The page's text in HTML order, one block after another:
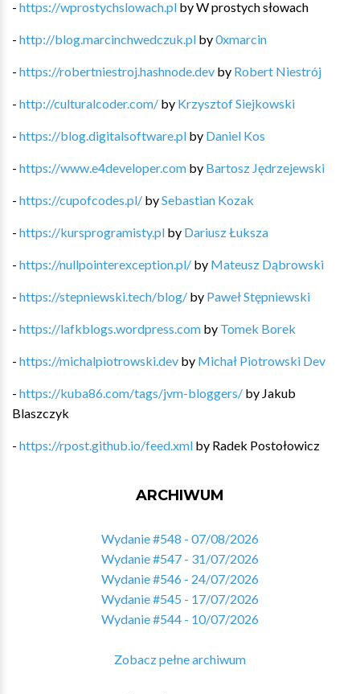
- https://wprostychslowach.pl byW prostych słowach
- http://blog.marcinchwedczuk.pl by0xmarcin
- https://robertniestroj.hashnode.dev by Robert Niestrój
- http://culturalcoder.com/ by Krzysztof Siejkowski
- https://blog.digitalsoftware.pl by Daniel Kos
- https://www.e4developer.com by Bartosz Jędrzejewski
- https://cupofcodes.pl/ bySebastian Kozak
- https://kursprogramisty.pl by Dariusz Łuksza
- https://nullpointerexception.pl/ by Mateusz Dąbrowski
- https://stepniewski.tech/blog/ by Paweł Stępniewski
- https://lafkblogs.wordpress.com by Tomek Borek
- https://michalpiotrowski.dev by Michał Piotrowski Dev
- https://kuba86.com/tags/jvm-bloggers/ by Jakub
Blaszczyk
- https://rpost.github.io/feed.xml by Radek Postołowicz
ARCHIWUM
Wydanie #548 - 07/08/2026
Wydanie #547 - 31/07/2026
Wydanie #546 - 24/07/2026
Wydanie #545 - 17/07/2026
Wydanie #544 - 10/07/2026
Zobacz pełne archiwum